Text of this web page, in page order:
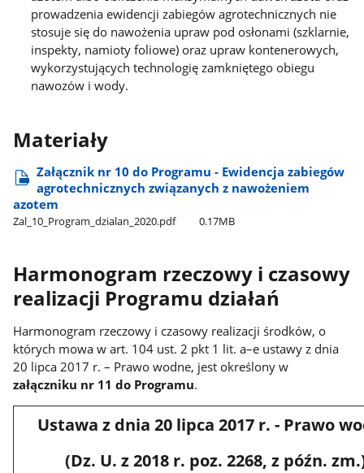
prowadzenia ewidencji zabiegów agrotechnicznych nie
stosuje się do nawożenia upraw pod osłonami (szklarnie,
inspekty, namioty foliowe) oraz upraw kontenerowych,
wykorzystujących technologię zamkniętego obiegu
nawozów i wody.
Materiały
Załącznik nr 10 do Programu - Ewidencja zabiegów
agrotechnicznych związanych z nawożeniem
azotem
Zal​_10​_Program​_dzialan​_2020.pdf 0.17MB
Harmonogram rzeczowy i czasowy
realizacji Programu działań
Harmonogram rzeczowy i czasowy realizacji środków, o
których mowa w art. 104 ust. 2 pkt 1 lit. a–e ustawy z dnia
20 lipca 2017 r. – Prawo wodne, jest określony w
załączniku nr 11 do Programu.
Ustawa z dnia 20 lipca 2017 r. - Prawo
(Dz. U. z 2018 r. poz. 2268, z późn.